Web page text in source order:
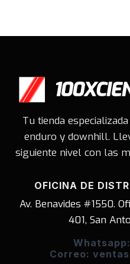
Tu tienda
enduro y downhill.
siguiente nivel con las
OFICINA DE
Av. Benavides #1550.
401, San
Correo: